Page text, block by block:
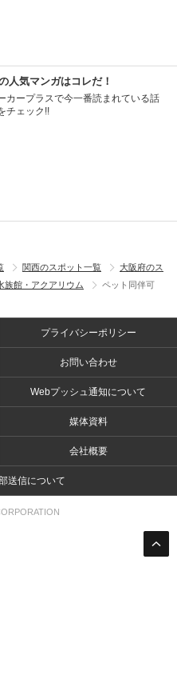
人気マンガはコレだ！
カープラスで今一番読まれている話
チェック!!
関西のスポット一覧
大阪府のス
族館・アクアリウム ペット同伴可
プライバシーポリシー
お問い合わせ
Webプッシュ通知について
媒体資料
会社概要
送信について